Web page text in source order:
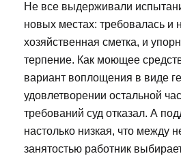
Не все выдерживали
новых местах: требовалась и
хозяйственная сметка, и
терпение. Как моющее
вариант воплощения в виде
удовлетворении остальной
требований суд отказал. А
настолько низкая, что между
занятостью работник